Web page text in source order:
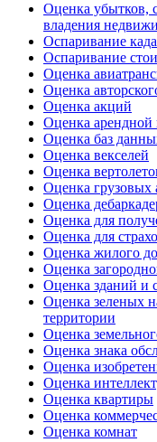
Оценка убытков,
владения
Оспаривание
Оспаривание
Оценка
Оценка
Оценка акций
Оценка арендной
Оценка баз
Оценка векселей
Оценка
Оценка грузовых
Оценка
Оценка для
Оценка для
Оценка жилого
Оценка
Оценка зданий и
Оценка зеленых
территории
Оценка
Оценка знака
Оценка
Оценка
Оценка квартиры
Оценка
Оценка комнат